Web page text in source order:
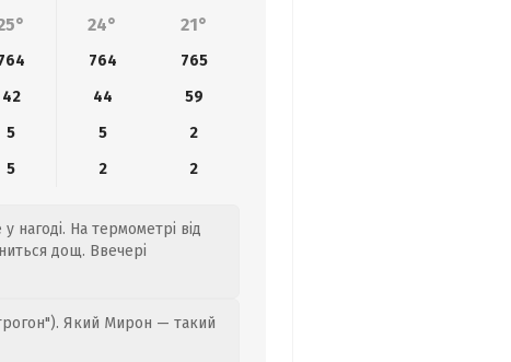
24° 21°
764
765
42 44
59
5 5
2
5 2 2
нагоді. На термометрі від
дощ. Ввечері
Який Мирон — такий